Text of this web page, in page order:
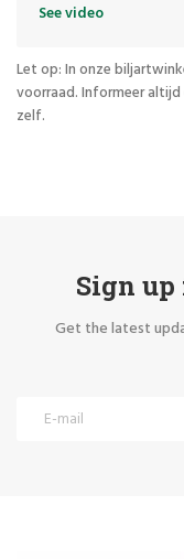
See video
Let op: In onze
voorraad. Informeer
zelf.
Sign
Get the latest